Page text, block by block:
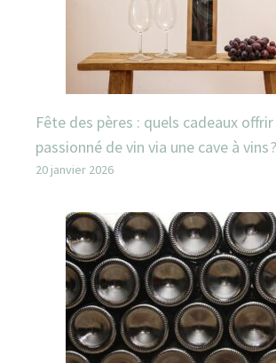
Fête des pères : quels cadeaux offrir
passionné de vin via une cave à vins ?
20 janvier 2026